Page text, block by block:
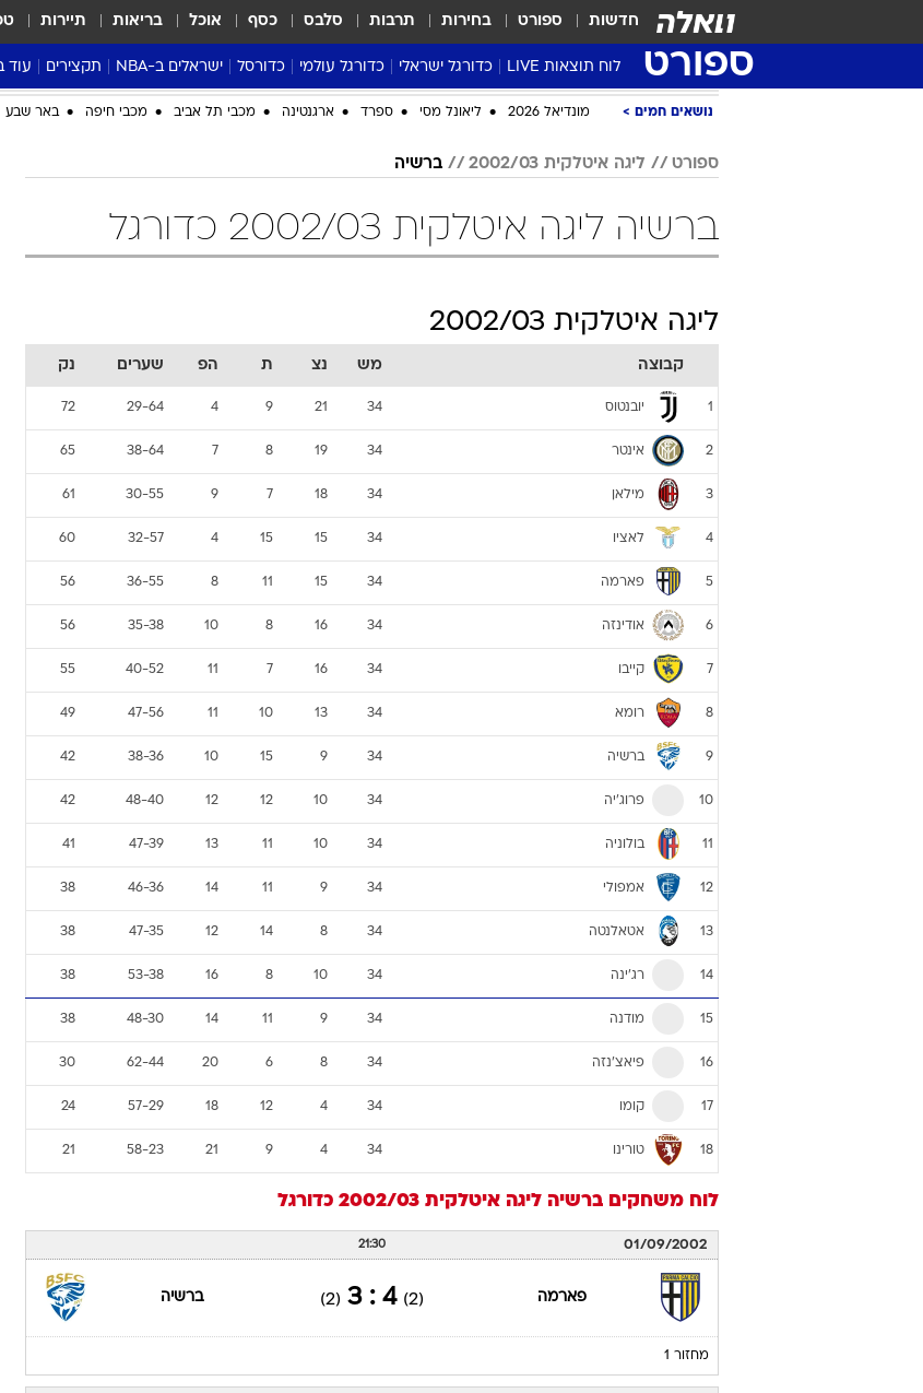
חדשות ספורט בחירות תרבות סלבס כסף אוכל בריאות תיירות
ספורט לוח תוצאות LIVE כדורגל ישראלי
ליגת העל Winner
גביע המדינה
שגרירים
ליגה א'
כדורגל עולמי
ליגה אנגלית
ליגה צרפתית
כדורסל
ליגת העל
נבחרות ישראל בכדורסל
ישראלים ב-NBA
דני אבדיה
תקצירים עוד
מונדיאל
לוח
נושאים חמים מונדיאל 2026 ליאונל מסי ספרד ארגנטינה מכבי תל אביב מכבי חיפה באר שבע
ספורט ליגה איטלקית 2002/03 ברשיה
ברשיה ליגה איטלקית 2002/03 כדורגל
ליגה איטלקית 2002/03
קבוצה מש נצ ת הפ שערים נק
1 יובנטוס 34
21
9
4
29-64
72
2 אינטר 34
19
8
7
38-64
65
3 מילאן 34
18
7
9
30-55
61
4 לאציו 34
15
15
4
32-57
60
5 פארמה 34
15
11
8
36-55
56
6 אודינזה 34
16
8
10
35-38
56
7 קייבו 34
16
7
11
40-52
55
8 רומא 34
13
10
11
47-56
49
9 ברשיה 34
9
15
10
38-36
42
10 פרוג'יה 34
10
12
12
48-40
42
11 בולוניה 34
10
11
13
47-39
41
12 אמפולי 34
9
11
14
46-36
38
13 אטאלנטה 34
8
14
12
47-35
38
14 רג'ינה 34
10
8
16
53-38
38
15 מודנה 34
9
11
14
48-30
38
16 פיאצ'נזה 34
8
6
20
62-44
30
17 קומו 34
4
12
18
57-29
24
18 טורינו 34
4
9
21
58-23
21
לוח משחקים ברשיה ליגה איטלקית 2002/03 כדורגל
01/09/2002
21:30
פארמה (2)
4 : 3
(2) ברשיה
מחזור 1